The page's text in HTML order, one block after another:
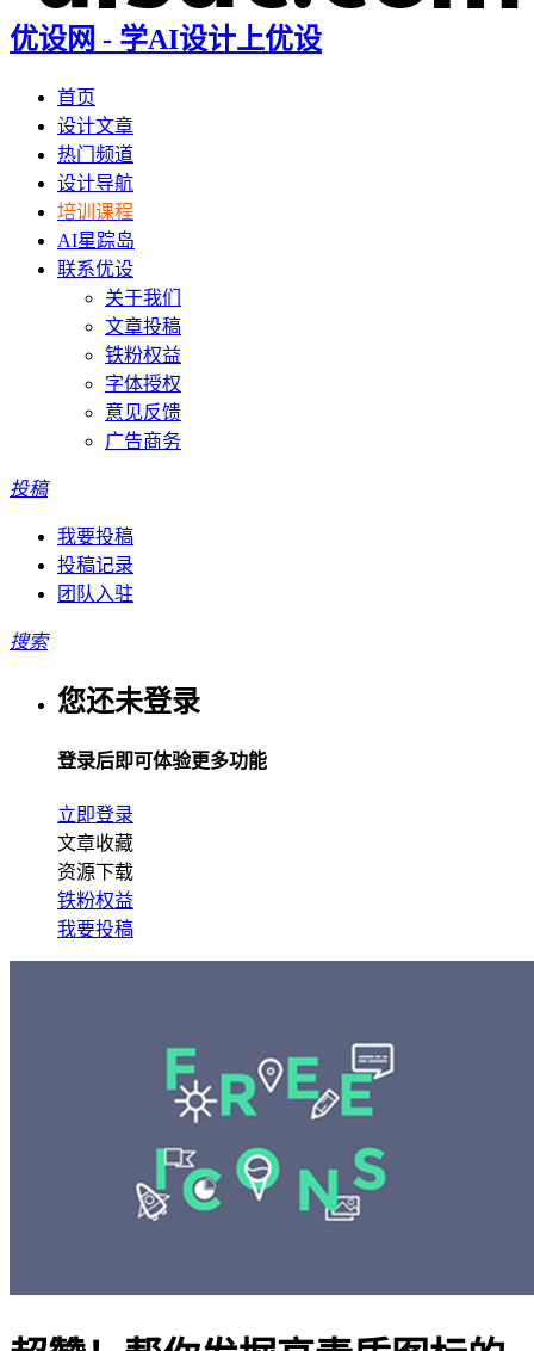
优设网 - 学AI设计上优设
首页
设计文章
热门频道
设计导航
培训课程
AI星踪岛
联系优设
关于我们
文章投稿
铁粉权益
字体授权
意见反馈
广告商务
投稿
我要投稿
投稿记录
团队入驻
搜索
您还未登录
登录后即可体验更多功能
立即登录
文章收藏
资源下载
铁粉权益
我要投稿